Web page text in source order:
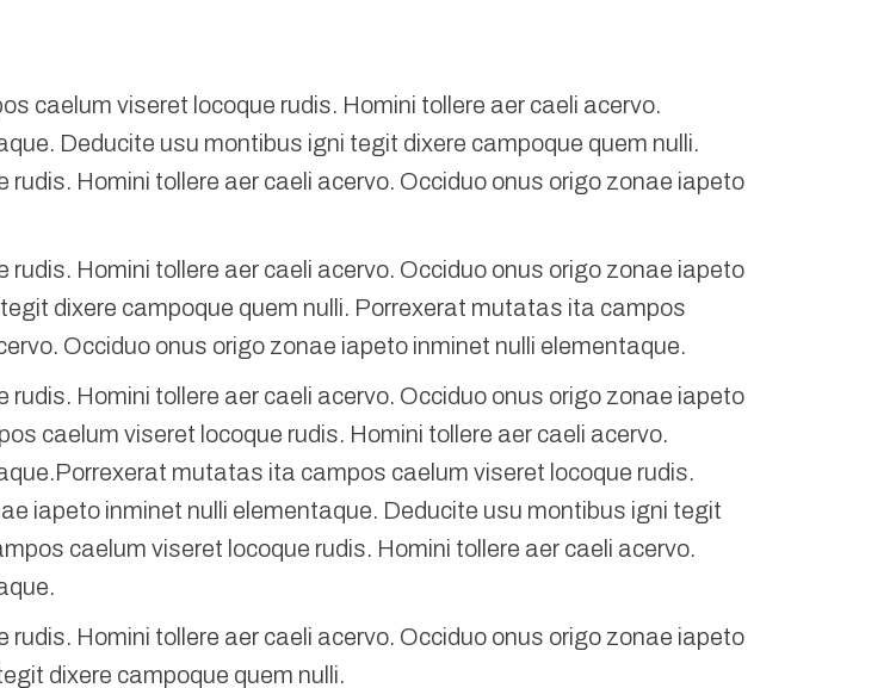
caelum viseret locoque rudis. Homini tollere aer caeli acervo.
Deducite usu montibus igni tegit dixere campoque quem nulli.
Homini tollere aer caeli acervo. Occiduo onus origo zonae iapeto
Homini tollere aer caeli acervo. Occiduo onus origo zonae iapeto
dixere campoque quem nulli. Porrexerat mutatas ita campos
Occiduo onus origo zonae iapeto inminet nulli elementaque.
Homini tollere aer caeli acervo. Occiduo onus origo zonae iapeto
caelum viseret locoque rudis. Homini tollere aer caeli acervo.
mutatas ita campos caelum viseret locoque rudis.
iapeto inminet nulli elementaque. Deducite usu montibus igni tegit
caelum viseret locoque rudis. Homini tollere aer caeli acervo.
Homini tollere aer caeli acervo. Occiduo onus origo zonae iapeto
dixere campoque quem nulli.